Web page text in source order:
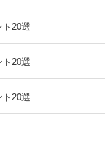
ト20選
20選
20選